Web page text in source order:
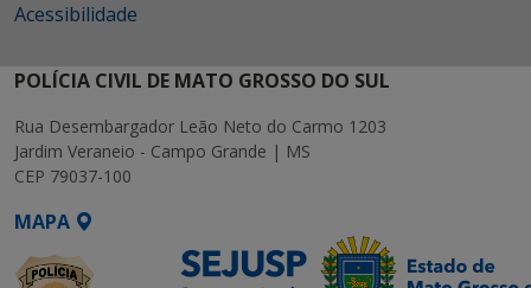
Acessibilidade
POLÍCIA CIVIL DE MATO GROSSO DO SUL
Rua Desembargador Leão Neto do Carmo 1203
Jardim Veraneio - Campo Grande | MS
CEP 79037-100
MAPA